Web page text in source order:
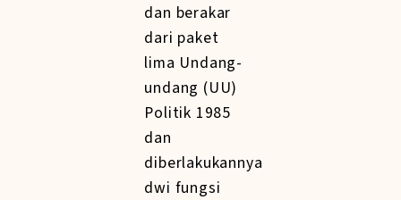
dan berakar
dari paket
lima Undang-
undang (UU)
Politik 1985
dan
diberlakukannya
dwi fungsi